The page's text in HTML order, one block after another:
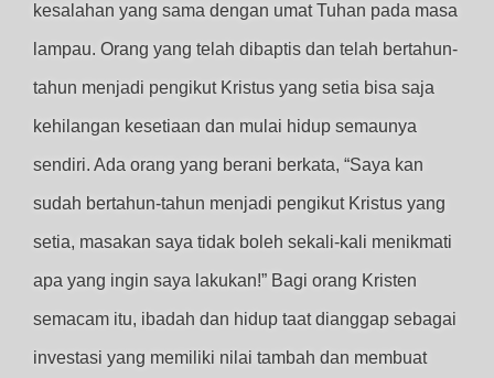
kesalahan yang sama dengan umat Tuhan pada masa
lampau. Orang yang telah dibaptis dan telah bertahun-
tahun menjadi pengikut Kristus yang setia bisa saja
kehilangan kesetiaan dan mulai hidup semaunya
sendiri. Ada orang yang berani berkata, “Saya kan
sudah bertahun-tahun menjadi pengikut Kristus yang
setia, masakan saya tidak boleh sekali-kali menikmati
apa yang ingin saya lakukan!” Bagi orang Kristen
semacam itu, ibadah dan hidup taat dianggap sebagai
investasi yang memiliki nilai tambah dan membuat